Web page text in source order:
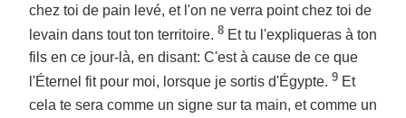
chez toi de pain levé, et l'on ne verra point chez toi de
levain dans tout ton territoire. 8 Et tu l'expliqueras à ton
fils en ce jour-là, en disant: C'est à cause de ce que
l'Éternel fit pour moi, lorsque je sortis d'Égypte. 9 Et
cela te sera comme un signe sur ta main, et comme un